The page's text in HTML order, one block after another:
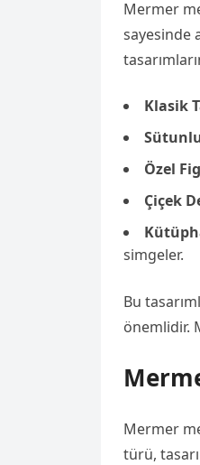
Mermer
sayesinde
Klasik
Özel
Çiçek
simgeler.
Bu
önemlidir.
Mermer
türü,